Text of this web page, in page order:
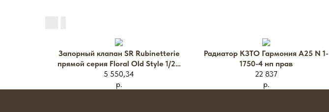
Запорный клапан SR Rubinetterie
прямой серия Floral Old Style 1/2",
цвет бронза
5 550,34
р.
Радиатор КЗТО Гармония А25 N 1-
1750-4 нп прав
22 837
р.